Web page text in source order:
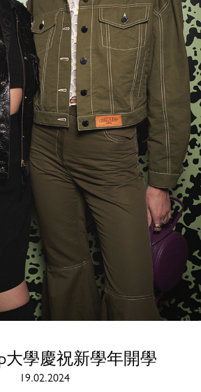
大學慶祝新學年開學
19.02.2024